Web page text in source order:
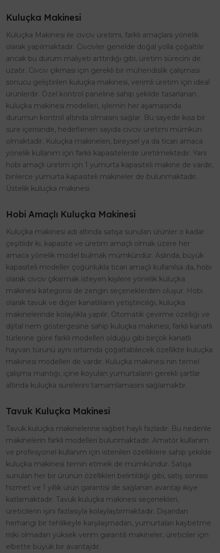
Kuluçka Makinesi
Kuluçka Makinesi ile civciv üretimi, farklı amaçlara yönelik
olarak yapılmaktadır. Civcivler genelde doğal yolla çoğaltılır
ancak bu durum maliyeti arttırdığı gibi, üretim sürecini de
uzatır. Civciv çıkması için gerekli bir mühendislik çalışması
sonucu geliştirilen kuluçka makinesi, verimli üretim için ideal
ürünlerdir. Özel kontrol paneline sahip şekilde tasarlanan
kuluçka makinesi modelleri, işlemin her aşamasında
durumun kontrol altında olmasını sağlar. Bu sayede kısa bir
süre içerisinde, hedeflenen sayıda civciv üretimi mümkün
olmaktadır. Kuluçka makineleri, bireysel ya da ticari amaca
yönelik kullanım için farklı kapasitelerde üretilmektedir. Yani
hobi amaçlı üretim için 1 yumurta kapasiteli makine de vardır,
binlerce yumurta kapasiteli makineler de bulunmaktadır.
Üstelik kuluçka makinesi.
Hobi Amaçlı Kuluçka Makinesi
Kuluçka makinesi adı altında satışa sunulan ürünler o kadar
çeşitlidir ki, kapasite ve üretim amaçlı olmak üzere her
amaca yönelik model bulmak mümkündür. Aslında, büyük
kapasiteli modeller çoğunlukla ticari amaçlı kullanılsa da, hobi
olarak civciv çıkarmak isteyen kişilere yönelik kuluçka
makinesi kategorisi de zengin seçeneklerden oluşur. Hobi
olarak tavuk ve diğer kanatlıların yetiştiriciliği, kuluçka
makinelerinde kolaylıkla yapılır. Otomatik çevirme özelliği ve
dijital nem göstergesine sahip kuluçka makinesi, farklı kanatlı
türlerine göre farklı modelleri olduğu gibi birçok kanatlı
hayvan türünü aynı ortamda çoğaltabilecek özellikte kuluçka
makinesi modelleri de vardır. Kuluçka makinesi nin temel
çalışma mantığı, içine koyulan yumurtaların gerekli şartlar
altında kuluçka sürelerini tamamlamasını sağlamaktır.
Tavuk Kuluçka Makinesi
Tavuk kuluçka makinelerine rağbet hayli fazladır. Bu nedenle
makinelerin farklı modelleri bulunmaktadır. Amatör kullanım
ve profesyonel kullanım için istenilen özelliklere sahip şekilde
kuluçka makinesi temin etmek de mümkündür. Satışa
sunulan her bir ürünün özellikleri belirtildiği gibi, satış sonrası
hizmet ve 1 yıllık ürün garantisi de sağlanan avantajı ikiye
katlamaktadır. Tavuk kuluçka makinesi seçenekleri,
üreticilerin işini fazlasıyla kolaylaştırmaktadır. Dışarıdan
herhangi bir tehlikeyle karşılaşmadan, yumurtaları kaybetme
riski olmadan yüksek verim garantili makineler, üreticiler için
elbette büyük bir avantajdır.